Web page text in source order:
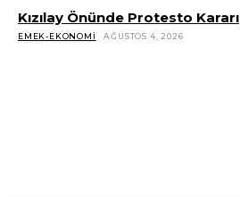
Kızılay Önünde Protesto Kararı
EMEK-EKONOMI AĞUSTOS 4, 2026